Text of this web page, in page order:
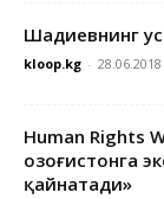
Шадиевнинг
kloop.kg - 28.06.2018
Human Rights
Қозоғистонга
қайнатади»